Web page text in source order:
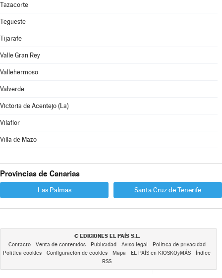
Tazacorte
Tegueste
Tijarafe
Valle Gran Rey
Vallehermoso
Valverde
Victoria de Acentejo (La)
Vilaflor
Villa de Mazo
Provincias de Canarias
Las Palmas Santa Cruz de Tenerife
© EDICIONES EL PAÍS S.L.
Contacto Venta de contenidos Publicidad Aviso legal
Política de privacidad
Política cookies
Configuración de cookies Mapa EL PAÍS en KIOSKOyMÁS
Índice
RSS